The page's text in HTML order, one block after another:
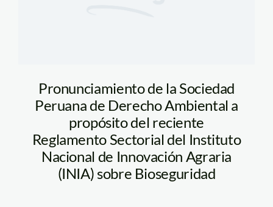
Pronunciamiento de la Sociedad
Peruana de Derecho Ambiental a
propósito del reciente
Reglamento Sectorial del Instituto
Nacional de Innovación Agraria
(INIA) sobre Bioseguridad